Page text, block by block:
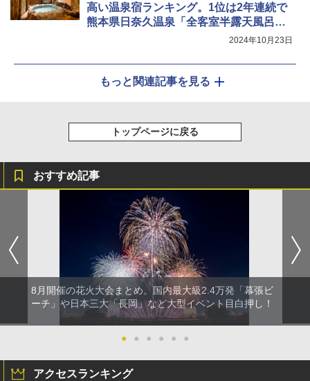
高い温泉宿ランキング。1位は2年連続で
熊本県日奈久温泉「全客室半露天風呂付
2024年10月23日
もっと関連記事を見る
トップページに戻る
おすすめ記事
8月開催の花火大会まとめ。国内最大級2.4万発「幕張ビ
ーチ」や日本三大「長岡」など大型イベント目白押し！
● ● ● ● ● ●
アクセスランキング